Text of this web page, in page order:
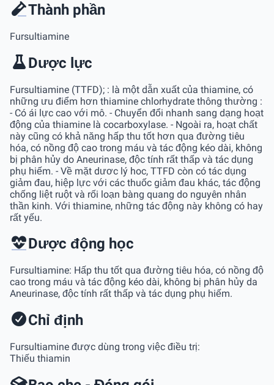
Thành phần
Fursultiamine
Dược lực
Fursultiamine (TTFD); : là một dẫn xuất của thiamine, có
những ưu điểm hơn thiamine chlorhydrate thông thường :
- Có ái lực cao với mô. - Chuyển đổi nhanh sang dạng hoạt
động của thiamine là cocarboxylase. - Ngoài ra, hoạt chất
này cũng có khả năng hấp thu tốt hơn qua đường tiêu
hóa, có nồng độ cao trong máu và tác động kéo dài, không
bị phân hủy do Aneurinase, độc tính rất thấp và tác dụng
phụ hiếm. - Về mặt dươc lý hoc, TTFD còn có tác dụng
giảm đau, hiệp lực với các thuốc giảm đau khác, tác động
chống liệt ruột và rối loạn bàng quang do nguyên nhân
thần kinh. Với thiamine, những tác động này không có hay
rất yếu.
Dược động học
Fursultiamine: Hấp thu tốt qua đường tiêu hóa, có nồng độ
cao trong máu và tác động kéo dài, không bị phân hủy da
Aneurinase, độc tính rất thấp và tác dụng phụ hiếm.
Chỉ định
Fursultiamine được dùng trong việc điều trị:
Thiếu thiamin